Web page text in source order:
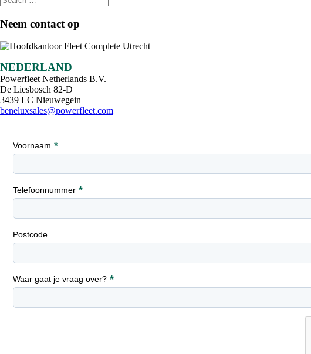
Neem contact op
NEDERLAND
Powerfleet Netherlands B.V.
De Liesbosch 82-D
3439 LC Nieuwegein
beneluxsales@powerfleet.com